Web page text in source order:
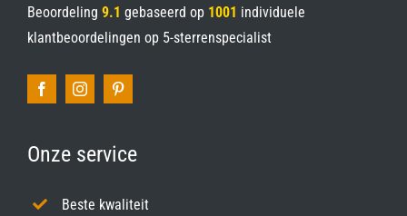
Beoordeling 9.1 gebaseerd op 1001 individuele
klantbeoordelingen op 5-sterrenspecialist
Onze service
Beste kwaliteit